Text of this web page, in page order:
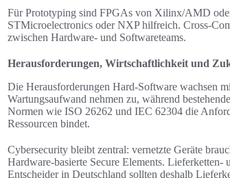
Für Prototyping sind FPGAs von Xilinx/AMD
STMicroelectronics oder NXP hilfreich. Cross-
zwischen Hardware- und Softwareteams.
Herausforderungen, Wirtschaftlichkeit und
Die Herausforderungen Hard-Software wachsen
Wartungsaufwand nehmen zu, während
Normen wie ISO 26262 und IEC 62304 die
Ressourcen bindet.
Cybersecurity bleibt zentral: vernetzte Geräte
Hardware‑basierte Secure Elements.
Entscheider in Deutschland sollten deshalb